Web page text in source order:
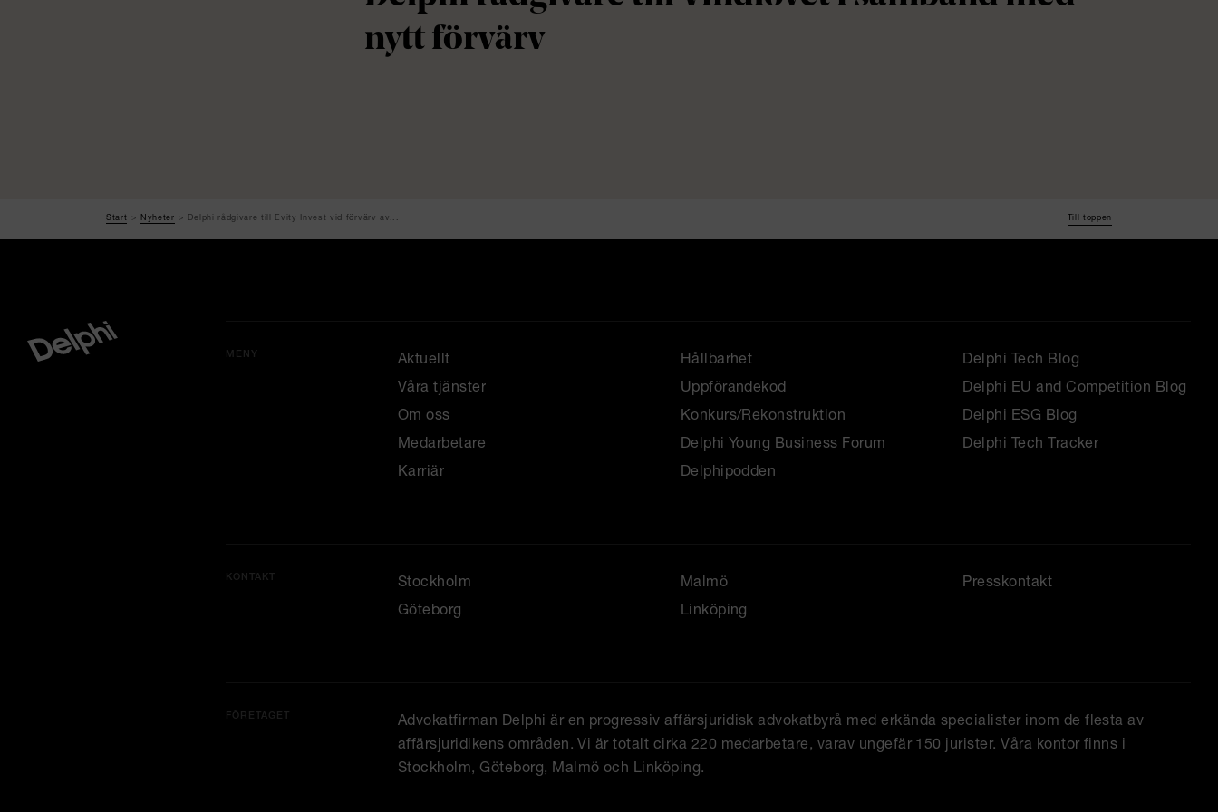
nytt förvärv
Start Nyheter Delphi rådgivare till Evity Invest vid förvärv av... Till toppen
MENY Aktuellt Hållbarhet
Delphi Tech Blog
Våra tjänster
Uppförandekod
Delphi EU and Competition Blog
Om oss
Konkurs/Rekonstruktion
Delphi ESG Blog
Medarbetare
Delphi Young Business Forum
Delphi Tech Tracker
Karriär
Delphipodden
KONTAKT Stockholm Malmö
Presskontakt
Göteborg
Linköping
FÖRETAGET
Advokatfirman Delphi är en progressiv affärsjuridisk advokatbyrå med erkända specialister inom de flesta av
affärsjuridikens områden. Vi är totalt cirka 220 medarbetare, varav ungefär 150 jurister. Våra kontor finns i
Stockholm, Göteborg, Malmö och Linköping.